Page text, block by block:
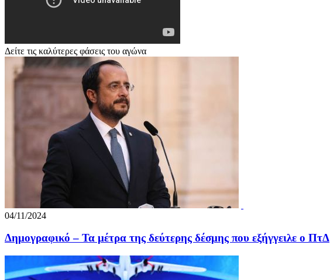
Δείτε τις καλύτερες φάσεις του αγώνα
04/11/2024
Δημογραφικό – Τα μέτρα της δεύτερης δέσμης που εξήγγειλε ο ΠτΔ